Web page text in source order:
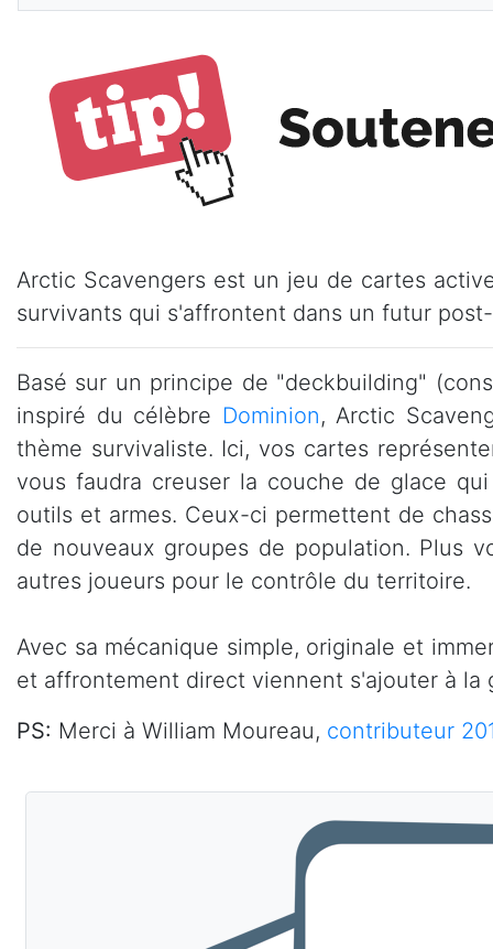
Arctic Scavengers est un jeu de cartes
survivants qui s'affrontent dans un futur
Basé sur un principe de "deckbuilding"
inspiré du célèbre Dominion, Arctic
thème survivaliste. Ici, vos cartes
vous faudra creuser la couche de glace
outils et armes. Ceux-ci permettent de
de nouveaux groupes de population. Plus
autres joueurs pour le contrôle du territoire.
Avec sa mécanique simple, originale et
et affrontement direct viennent s'ajouter à
PS: Merci à William Moureau, contributeur